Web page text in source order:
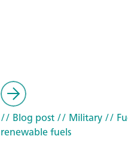
// Blog post// Military//
renewable fuels